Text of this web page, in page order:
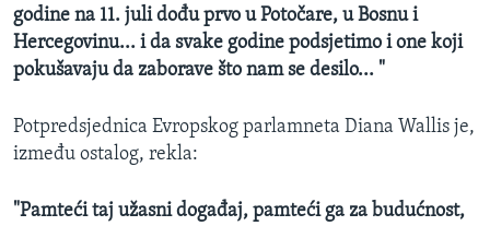
godine na 11. juli dođu prvo u Potočare, u Bosnu i
Hercegovinu... i da svake godine podsjetimo i one koji
pokušavaju da zaborave što nam se desilo... "
Potpredsjednica Evropskog parlamneta Diana Wallis je,
između ostalog, rekla:
"Pamteći taj užasni događaj, pamteći ga za budućnost,